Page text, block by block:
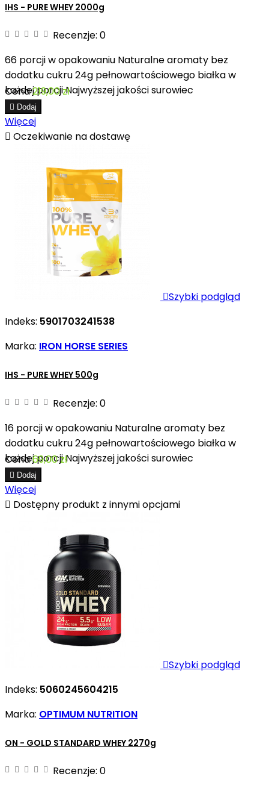
IHS - PURE WHEY 2000g
Recenzje: 0
66 porcji w opakowaniu Naturalne aromaty bez
dodatku cukru 24g pełnowartościowego białka w
każdej porcji Najwyższej jakości surowiec
Cena219,00 zł
 Dodaj
Więcej
 Oczekiwanie na dostawę
Szybki podgląd
Indeks: 5901703241538
Marka: IRON HORSE SERIES
IHS - PURE WHEY 500g
Recenzje: 0
16 porcji w opakowaniu Naturalne aromaty bez
dodatku cukru 24g pełnowartościowego białka w
każdej porcji Najwyższej jakości surowiec
Cena69,00 zł
 Dodaj
Więcej
 Dostępny produkt z innymi opcjami
Szybki podgląd
Indeks: 5060245604215
Marka: OPTIMUM NUTRITION
ON - GOLD STANDARD WHEY 2270g
Recenzje: 0